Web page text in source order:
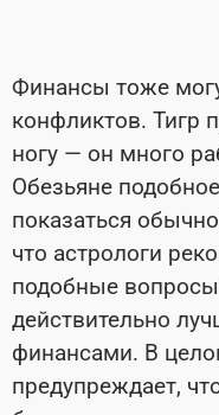
Финансы тоже
конфликтов. Тигр
ногу — он много
Обезьяне
показаться
что астрологи
подобные
действительно
финансами. В
предупреждает,